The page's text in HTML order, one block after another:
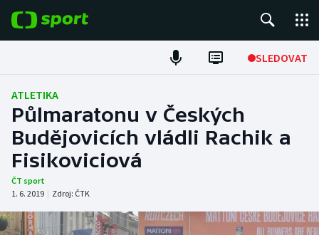
SLEDOVAT
Fotbal
Hokej
Tenis
Atletika
Cyklistika
ATLETIKA
Půlmaratonu v Českých
Budějovicích vládli Rachik a
Fisikoviciová
ČT sport
1. 6. 2019 | Zdroj: ČTK